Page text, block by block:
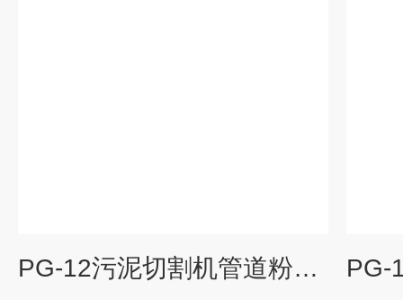
PG-12污泥切割机管道粉碎切割泵